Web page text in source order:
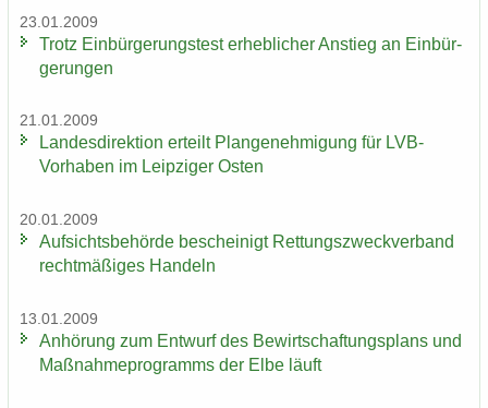
23.01.2009
Trotz Ein­bür­ge­rungs­test er­heb­li­cher An­stieg an Ein­bür­
ge­run­gen
21.01.2009
Lan­des­di­rek­ti­on er­teilt Plan­ge­neh­mi­gung für LVB-​
Vorhaben im Leip­zi­ger Osten
20.01.2009
Auf­sichts­be­hör­de be­schei­nigt Ret­tungs­zweck­ver­band
recht­mä­ßi­ges Han­deln
13.01.2009
An­hö­rung zum Ent­wurf des Be­wirt­schaf­tungs­plans und
Maß­nah­me­pro­gramms der Elbe läuft